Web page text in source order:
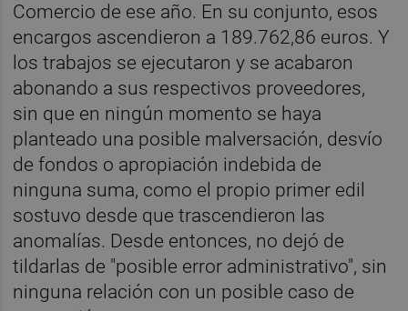
Comercio de ese año. En su conjunto, esos
encargos ascendieron a 189.762,86 euros. Y
los trabajos se ejecutaron y se acabaron
abonando a sus respectivos proveedores,
sin que en ningún momento se haya
planteado una posible malversación, desvío
de fondos o apropiación indebida de
ninguna suma, como el propio primer edil
sostuvo desde que trascendieron las
anomalías. Desde entonces, no dejó de
tildarlas de "posible error administrativo", sin
ninguna relación con un posible caso de